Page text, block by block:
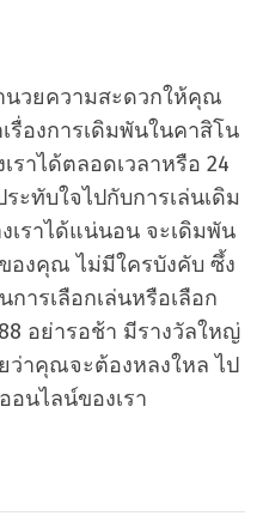
ำนวยความสะดวกให้คุณ
รื่องการเดิมพันในคาสิโน
าได้ตลอดเวลาหรือ 24
ะทับใจไปกับการเล่นเดิม
เราได้แน่นอน จะเดิมพัน
องคุณ ไม่มีใครบังคับ ซึ้ง
การเลือกเล่นหรือเลือก
อย่ารอช้า มีรางวัลใหญ่
ว่าคุณจะต้องหลงใหล ไป
อนไลน์ของเรา